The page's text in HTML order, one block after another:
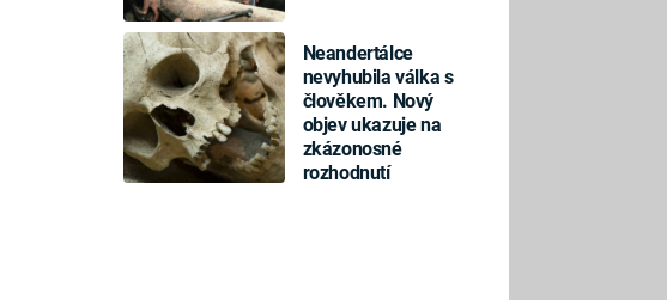
Neandertálce
nevyhubila válka s
člověkem. Nový
objev ukazuje na
zkázonosné
rozhodnutí